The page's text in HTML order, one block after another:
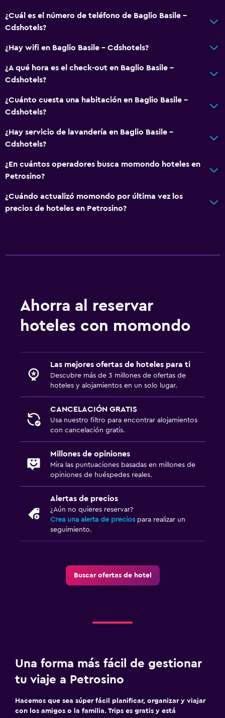
Piscina y spa
Bar en la piscina
Spa
Bañera de hidromasaje
Piscina (cubierta)
Piscina al aire libre
Sauna
Vapor
Baño
Ducha
Gorro de baño
Aseo
General
Vista al patio interior
Casilleros
Teléfono
Espacio de almacenamiento
Actividades
Salón de belleza
Ideal para familias
Buffet infantil
Club infantil
Aire libre
¿Cuál es el número de teléfono de Baglio Basile -
Cdshotels?
¿Hay wifi en Baglio Basile - Cdshotels?
¿A qué hora es el check-out en Baglio Basile -
Cdshotels?
¿Cuánto cuesta una habitación en Baglio Basile -
Cdshotels?
¿Hay servicio de lavandería en Baglio Basile -
Cdshotels?
¿En cuántos operadores busca momondo hoteles en
Petrosino?
¿Cuándo actualizó momondo por última vez los
precios de hoteles en Petrosino?
Ahorra al reservar
hoteles con momondo
Las mejores ofertas de hoteles para ti
Descubre más de 3 millones de ofertas de
hoteles y alojamientos en un solo lugar.
CANCELACIÓN GRATIS
Usa nuestro filtro para encontrar alojamientos
con cancelación gratis.
Millones de opiniones
Mira las puntuaciones basadas en millones de
opiniones de huéspedes reales.
Alertas de precios
¿Aún no quieres reservar?
Crea una alerta de precios para realizar un
seguimiento.
Buscar ofertas de hotel
Una forma más fácil de gestionar
tu viaje a Petrosino
Hacemos que sea súper fácil planificar, organizar y viajar
con los amigos o la familia. Trips es gratis y está